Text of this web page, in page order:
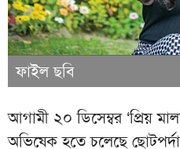
ফাইল ছবি
আগামী ২০ ডিসেম্বর ‘প্রিয়
অভিষেক হতে চলেছে